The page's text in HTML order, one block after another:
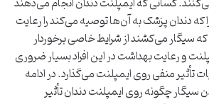
را که دندان پزشک به آن‌ها توصیه می‌کند را رعایت
که سیگار می‌کشند از شرایط خاصی برخوردار
و رعایت بهداشت در این افراد بسیار ضروری
تأثیر منفی روی ایمپلنت می‌گذارد. در ادامه
چگونه روی ایمپلنت دندان تأثیر